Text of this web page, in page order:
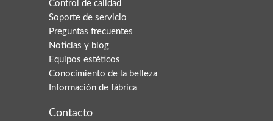
Control de calidad
Soporte de servicio
Preguntas frecuentes
Noticias y blog
Equipos estéticos
Conocimiento de la belleza
Información de fábrica
Contacto